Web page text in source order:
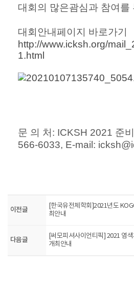
대회의 많은괌심과 참여를
대회안내페이지 바로가기
http://www.icksh.org/
1.html
문 의 처: ICKSH 2021 준
566-6033, E-mail:
이전글
[한국유전체학회]2021년도
최안내
다음글
[써모피셔사이언티픽] 2021 염
개최안내